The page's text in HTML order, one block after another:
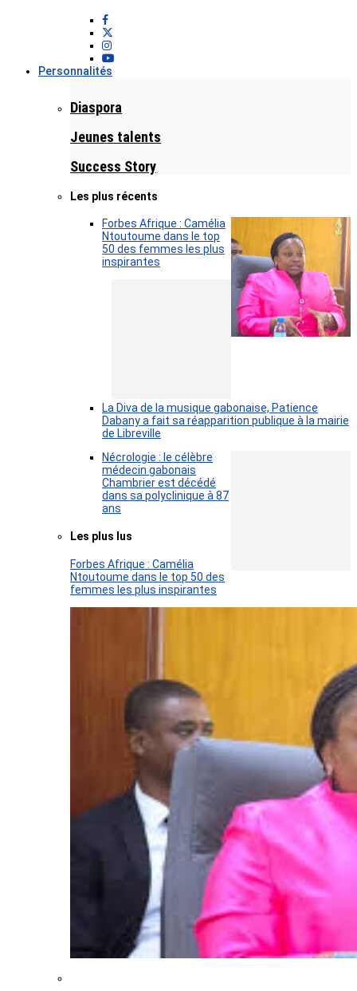
Personnalités
Diaspora
Jeunes talents
Success Story
Les plus récents
Forbes Afrique : Camélia
Ntoutoume dans le top
50 des femmes les plus
inspirantes
La Diva de la musique gabonaise, Patience
Dabany a fait sa réapparition publique à la mairie
de Libreville
Nécrologie : le célèbre
médecin gabonais
Chambrier est décédé
dans sa polyclinique à 87
ans
Les plus lus
Forbes Afrique : Camélia
Ntoutoume dans le top 50 des
femmes les plus inspirantes